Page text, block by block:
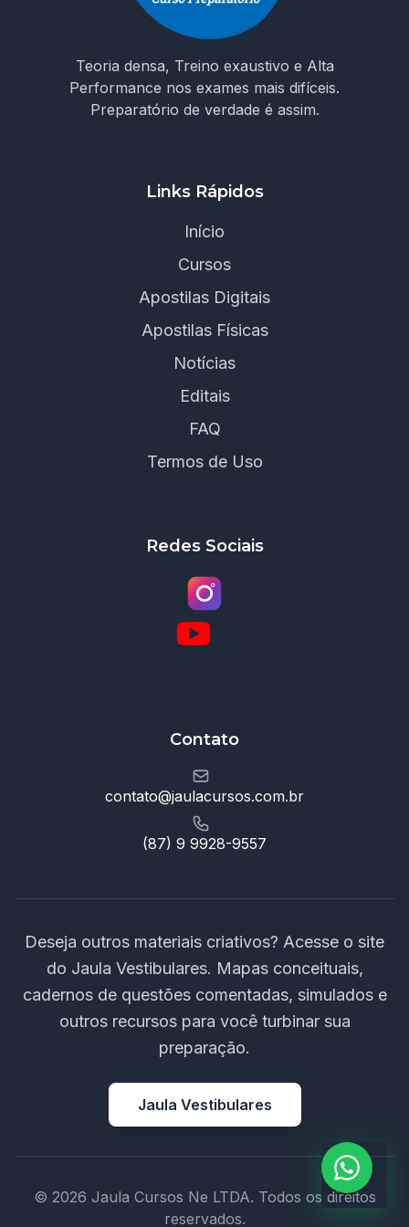
Teoria densa, Treino exaustivo e Alta
Performance nos exames mais difíceis.
Preparatório de verdade é assim.
Links Rápidos
Início
Cursos
Apostilas Digitais
Apostilas Físicas
Notícias
Editais
FAQ
Termos de Uso
Redes Sociais
Contato
contato@jaulacursos.com.br
(87) 9 9928-9557
Deseja outros materiais criativos? Acesse o site
do Jaula Vestibulares. Mapas conceituais,
cadernos de questões comentadas, simulados e
outros recursos para você turbinar sua
preparação.
Jaula Vestibulares
© 2026 Jaula Cursos Ne LTDA. Todos os direitos
reservados.